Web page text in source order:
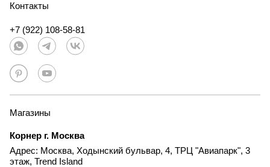
Контакты
+7 (922) 108-58-81
Магазины
Корнер г. Москва
Адрес: Москва, Ходынский бульвар, 4, ТРЦ "Авиапарк", 3
этаж, Trend Island